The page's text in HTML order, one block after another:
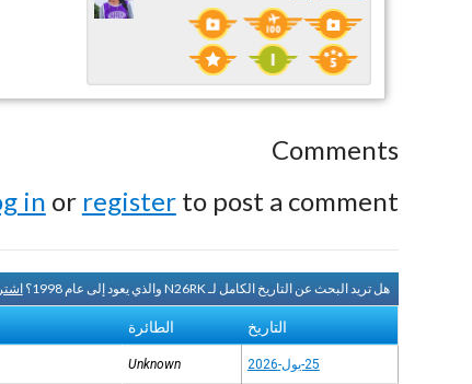
Comments
in or registerto post a comment.
هل تريد البحث عن التاريخ الكامل لـ N26RK والذي يعود إلى عام 1998؟
التاريخ الطائرة
25-يول-2026 Unknown